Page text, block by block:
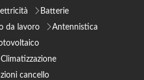
Batterie
da lavoro
Antennistica
Climatizzazione
cancello